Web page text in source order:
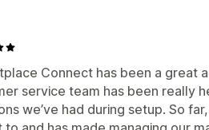
Connect has been a great
service team has been really
we’ve had during setup. So